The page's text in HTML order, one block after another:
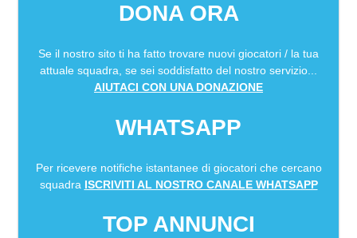
DONA ORA
Se il nostro sito ti ha fatto trovare nuovi giocatori / la tua
attuale squadra, se sei soddisfatto del nostro servizio...
AIUTACI CON UNA DONAZIONE
WHATSAPP
Per ricevere notifiche istantanee di giocatori che cercano
squadra ISCRIVITI AL NOSTRO CANALE WHATSAPP
TOP ANNUNCI